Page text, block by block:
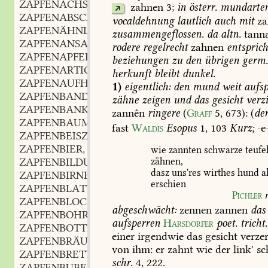
ZAPFENACHSE
ZAPFENABSCHLAGER,m.
ZAPFENÄHNLICH
adj.
ZAPFENANSATZFEILE,f.
ZAPFENAPFEL
ZAPFENARTIG
ZAPFENAUFHÄNGUNG,f.
ZAPFENBAND
ZAPFENBANK
ZAPFENBAUM
ZAPFENBEISZER
m.
ZAPFENBIER,
ZAPFENBILDUNG
ZAPFENBIRNE
ZAPFENBLATT
ZAPFENBLOCK
ZAPFENBOHRER
m.
ZAPFENBOTTICH
m.
ZAPFENBRÄUNE
f.
ZAPFENBRETT
zahnen3; inösterr.
vocaldehnunglautlich auch mit
zusammengeflossen. daaltn.
rodere regelrechtzahnen
beziehungen zu den übrigen germ.
herkunftbleibtdunkel.
1) eigentlich:den mundweit
zähne zeigen unddas gesicht
zannên ringere (Graff 5, 673): (
fast Waldis Esopus 1, 103 Kurz;-
wie zannten schwarze
zähnen,
dasz uns'res wirthes hund
erschien
Pichler
abgeschwächt:zennen zannen das
aufsperren Harsdörfer poet. tricht.
einer irgendwie das gesicht
von ihm: er zahnt wie der link'
schr. 4, 222.